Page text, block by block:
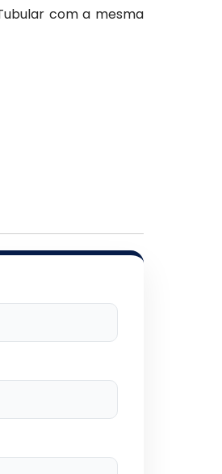
com a mesma